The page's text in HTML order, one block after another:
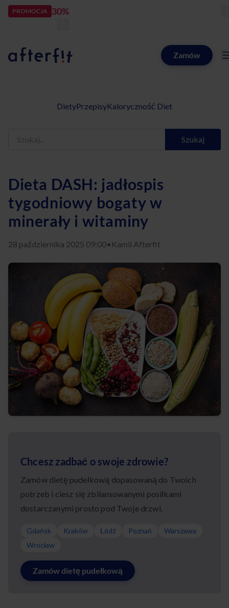
PROMOCJA 30%
Catering dietetyczny Afterfit Zamów
DietyPrzepisyKaloryczność Diet
Szukaj
Dieta DASH: jadłospis
tygodniowy bogaty w
minerały i witaminy
28 października 2025 09:00• Kamil Afterfit
Chcesz zadbać o swoje zdrowie?
Zamów dietę pudełkową dopasowaną do Twoich
potrzeb i ciesz się zbilansowanymi posiłkami
dostarczanymi prosto pod Twoje drzwi.
Gdańsk Kraków Łódź Poznań
Warszawa
Wrocław
Zamów dietę pudełkową